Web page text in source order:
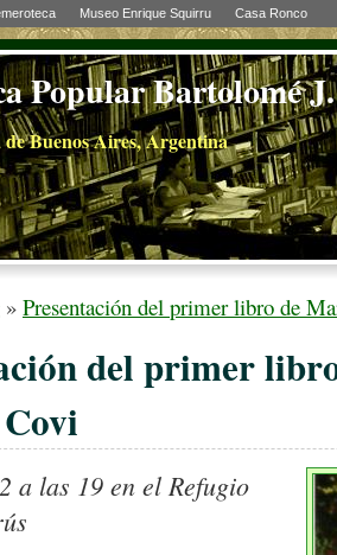
Museo Enrique Squirru Casa Ronco
Popular Bartolomé
Buenos Aires, Argentina
» Presentación del primer libro de
del primer
a las 19 en el Refugio